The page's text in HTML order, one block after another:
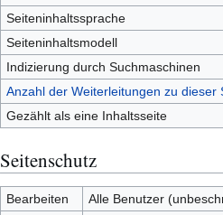
Seiteninhaltssprache
Seiteninhaltsmodell
Indizierung durch Suchmaschinen
Anzahl der Weiterleitungen zu dieser
Gezählt als eine Inhaltsseite
Seitenschutz
Bearbeiten
Alle Benutzer